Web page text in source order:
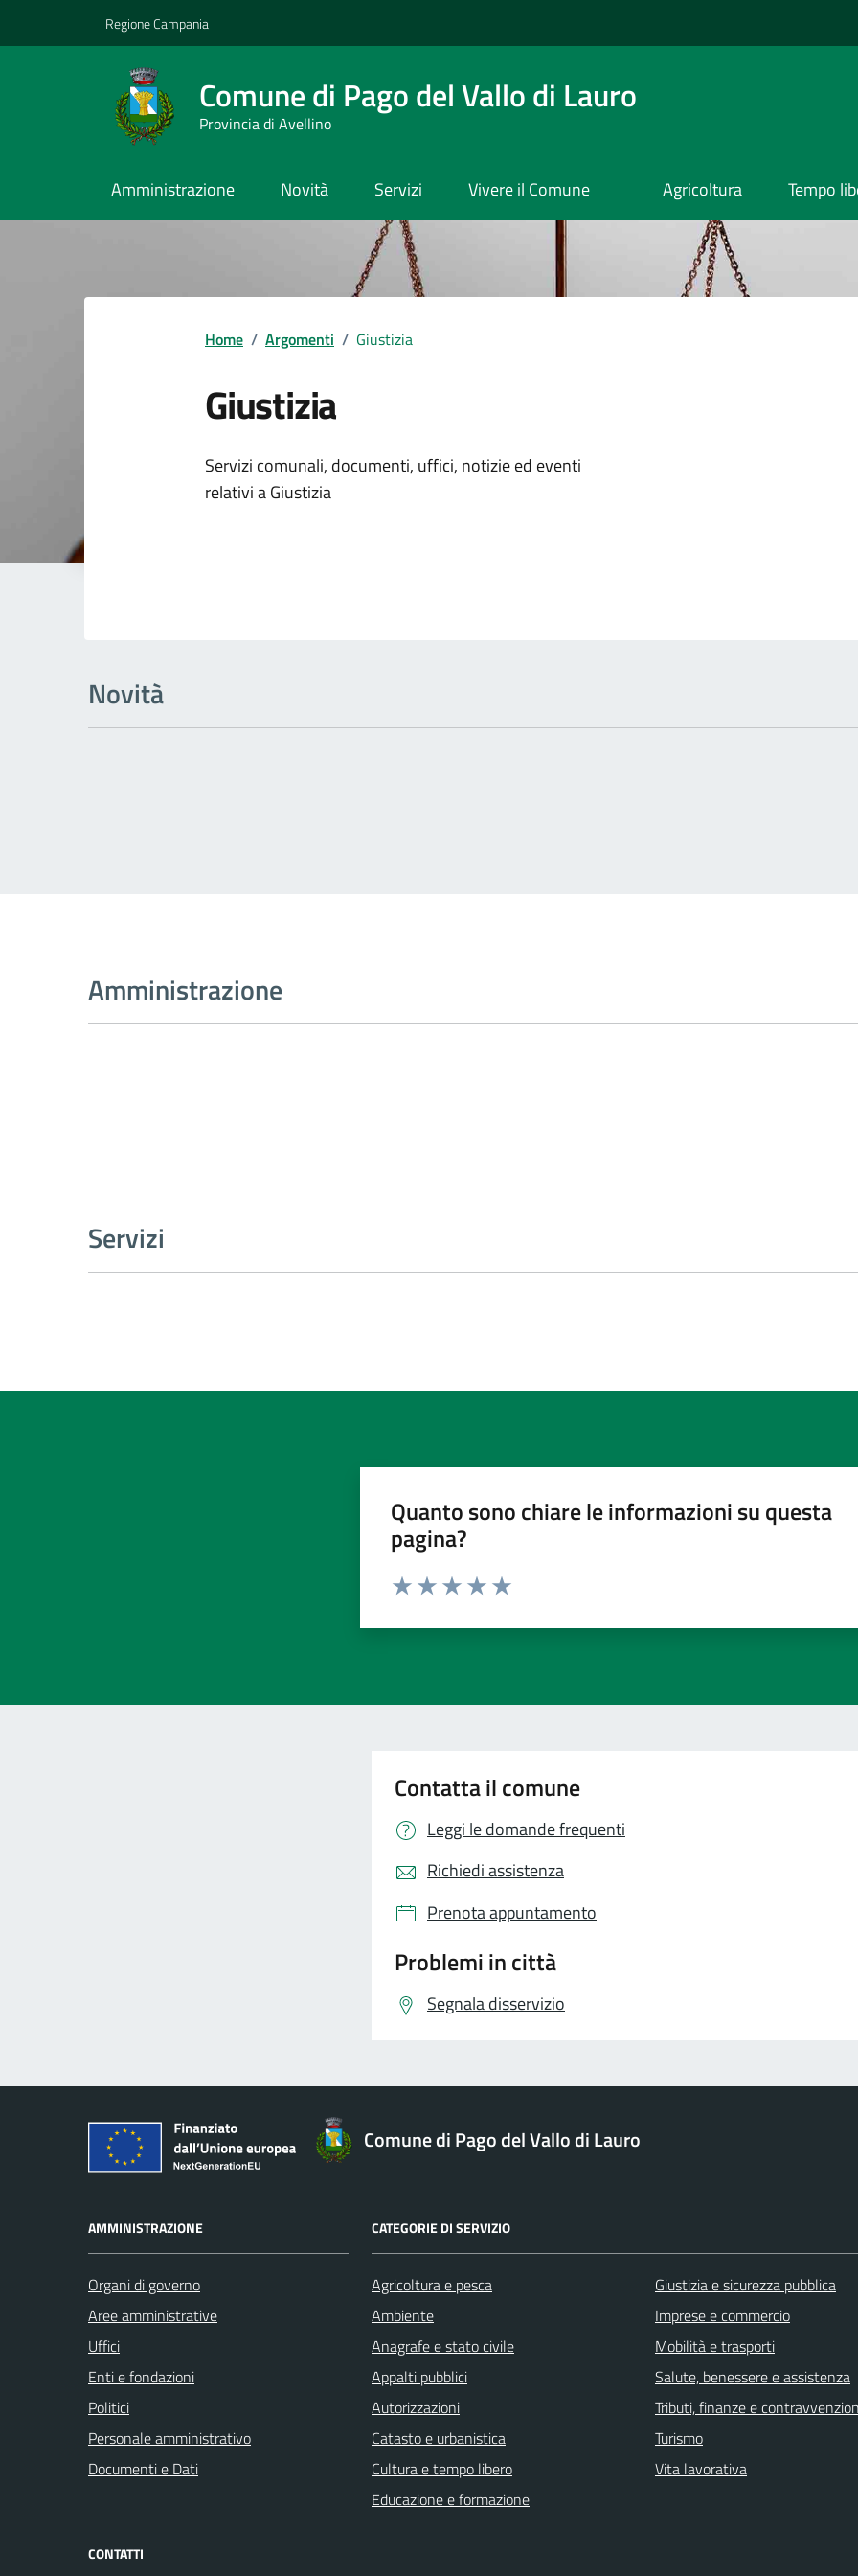
Regione Campania
Comune di Pago del Vallo di Lauro
Provincia di Avellino
Amministrazione Novità Servizi Vivere il Comune Agricoltura Tempo
Home / Argomenti / Giustizia
Giustizia
Dettagli dell'argomento
Servizi comunali, documenti, uffici, notizie ed eventi
relativi a Giustizia
Novità
Amministrazione
Servizi
Quanto sono chiare le informazioni su questa
pagina?
Contatta il comune
Leggi le domande frequenti
Richiedi assistenza
Prenota appuntamento
Problemi in città
Segnala disservizio
Comune di Pago del Vallo di Lauro
AMMINISTRAZIONE
Organi di governo
Aree amministrative
Uffici
Enti e fondazioni
Politici
Personale amministrativo
Documenti e Dati
CATEGORIE DI SERVIZIO
Agricoltura e pesca
Ambiente
Anagrafe e stato civile
Appalti pubblici
Autorizzazioni
Catasto e urbanistica
Cultura e tempo libero
Educazione e formazione
Giustizia e sicurezza pubblica
Imprese e commercio
Mobilità e trasporti
Salute, benessere e assistenza
Tributi, finanze e
Turismo
Vita lavorativa
CONTATTI